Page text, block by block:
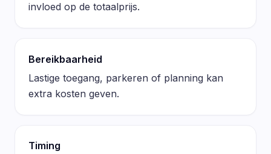
invloed op de totaalprijs.
Bereikbaarheid
Lastige toegang, parkeren of planning kan
extra kosten geven.
Timing